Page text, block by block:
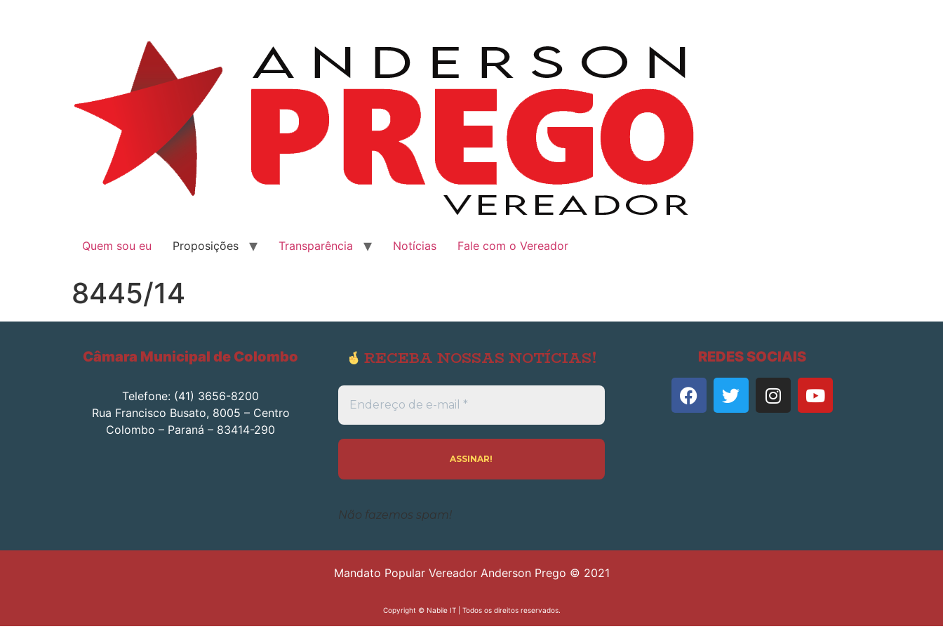
Quem sou eu Proposições Transparência Notícias Fale com o Vereador
8445/14
Câmara Municipal de Colombo
Telefone: (41) 3656-8200
Rua Francisco Busato, 8005 – Centro
Colombo – Paraná – 83414-290
RECEBA NOSSAS NOTÍCIAS!
Endereço
de
e-
*
Não fazemos spam!
REDES SOCIAIS
Mandato Popular Vereador Anderson Prego © 2021
Copyright © Nabile IT| Todos os direitos reservados.